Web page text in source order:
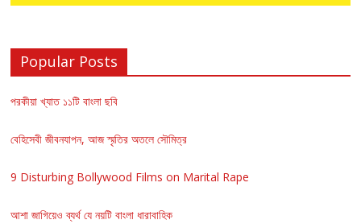
Popular Posts
পরকীয়া খ্যাত ১১টি বাংলা ছবি
বেহিসেবী জীবনযাপন, আজ স্মৃতির অতলে সৌমিত্র
9 Disturbing Bollywood Films on Marital Rape
আশা জাগিয়েও ব্যর্থ যে নয়টি বাংলা ধারাবাহিক